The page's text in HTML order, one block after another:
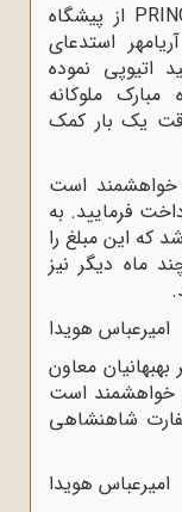
طی عریضه‌ای PRINCE MERID BEYENE از پیشگاه
استدعای
اتیوپی نموده
ملوکانه
یک بار کمک
خواهشمند است
فرمایید. به
که این مبلغ را
ماه دیگر نیز
امیرعباس هویدا
معاون
خواهشمند است
شاهنشاهی
امیرعباس هویدا